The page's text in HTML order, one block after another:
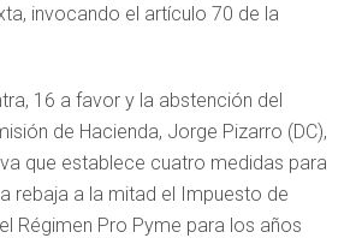
invocando el artículo 70 de la
16 a favor y la abstención del
de Hacienda, Jorge Pizarro (DC),
que establece cuatro medidas para
rebaja a la mitad el Impuesto de
Régimen Pro Pyme para los años